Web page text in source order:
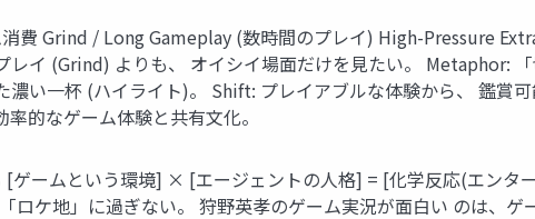
消費 Grind / Long Gameplay (数時間のプレイ) High-Pressure
レイ (Grind) よりも、 オイシイ場面だけを見たい。 Metaphor:
い一杯 (ハイライト)。 Shift: プレイアブルな体験から、 鑑賞
的なゲーム体験と共有文化。
ゲームという環境] × [エージェントの人格] = [化学反応(エンタ
ロケ地」に過ぎない。 狩野英孝のゲーム実況が面白い のは、ゲ